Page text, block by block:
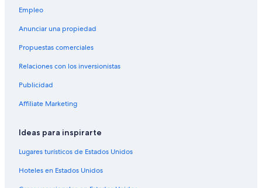
Empleo
Anunciar una propiedad
Propuestas comerciales
Relaciones con los inversionistas
Publicidad
Affiliate Marketing
Ideas para inspirarte
Lugares turísticos de Estados Unidos
Hoteles en Estados Unidos